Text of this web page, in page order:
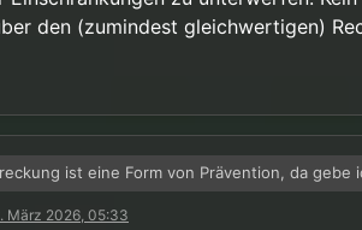
den (zumindest gleichwertigen)
ist eine Form von Prävention, da gebe
wir hier reden ist etwas ganz anderes.
Vorgehen gegen eine ganze Gruppe
März 2026, 05:33